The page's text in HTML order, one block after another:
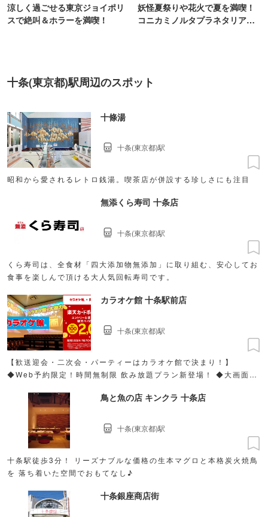
涼しく過ごせる東京ジョイポリ
スで絶叫＆ホラーを満喫！
妖怪夏祭りや花火で夏を満喫！
コニカミノルタプラネタリア
十条(東京都)駅周辺のスポット
十條湯
昭和から愛されるレトロ銭湯。喫茶店が併設する珍しさにも注目
十条(東京都)駅
無添くら寿司 十条店
くら寿司は、全食材「四大添加物無添加」に取り組む、安心してお
食事を楽しんで頂ける大人気回転寿司です。
十条(東京都)駅
カラオケ館 十条駅前店
【歓送迎会・二次会・パーティーはカラオケ館で決まり！】
◆Web予約限定！時間無制限 飲み放題プラン新登場！ ◆大画面と
十条(東京都)駅
鳥と魚の店 キンクラ 十条店
十条駅徒歩3分！ リーズナブルな価格の生本マグロと本格炭火焼鳥
を 落ち着いた空間でおもてなし♪
十条(東京都)駅
十条銀座商店街